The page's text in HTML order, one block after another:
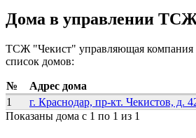
Дома в управлении
ТСЖ "Чекист" управляющая
список домов:
№
Адрес дома
1
г. Краснодар, пр-кт. Чекистов, д.
Показаны дома с 1 по 1 из 1